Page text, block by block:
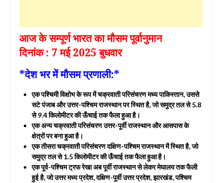
आज के सम्पूर्ण भारत का मौसम पूर्वानुमान
दिनांक : 7 मई 2025 बुधवार
*देश भर में मौसम प्रणाली:*
एक पश्चिमी विक्षोभ के रूप में चक्रवाती परिसंचरण मध्य पाकिस्तान, उससे
सटे पंजाब और उत्तर-पश्चिम राजस्थान पर स्थित है, जो समुद्र तल से 5.8
से 9.4 किलोमीटर की ऊँचाई तक फैला हुआ है।
एक अन्य चक्रवाती परिसंचरण उत्तर-पूर्वी राजस्थान और आसपास के
क्षेत्रों पर बना हुआ है।
एक तीसरा चक्रवाती परिसंचरण दक्षिण-पश्चिम राजस्थान में स्थित है, जो
समुद्र तल से 1.5 किलोमीटर की ऊँचाई तक फैला हुआ है।
एक पूर्व-पश्चिम ट्रफ रेखा अब पूर्वी राजस्थान से लेकर मेघालय तक फैली
हुई है, जो उत्तर मध्य प्रदेश, दक्षिण-पूर्वी उत्तर प्रदेश, झारखंड, पश्चिम